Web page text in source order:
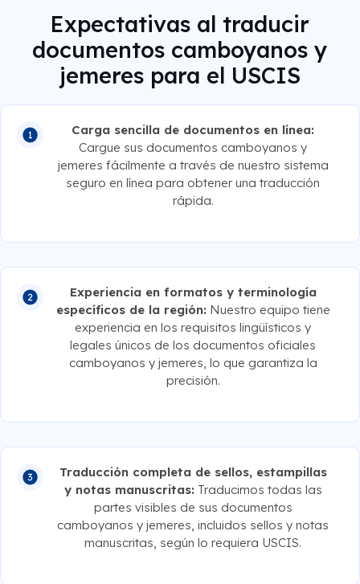
Expectativas al traducir
documentos camboyanos y
jemeres para el USCIS
Carga sencilla de documentos en línea:
Cargue sus documentos camboyanos y
jemeres fácilmente a través de nuestro sistema
seguro en línea para obtener una traducción
rápida.
Experiencia en formatos y terminología
específicos de la región: Nuestro equipo tiene
experiencia en los requisitos lingüísticos y
legales únicos de los documentos oficiales
camboyanos y jemeres, lo que garantiza la
precisión.
Traducción completa de sellos, estampillas
y notas manuscritas: Traducimos todas las
partes visibles de sus documentos
camboyanos y jemeres, incluidos sellos y notas
manuscritas, según lo requiera USCIS.